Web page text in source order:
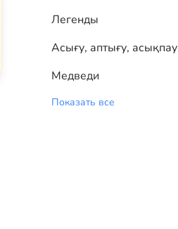
Легенды
Асығу, аптығу, асықпау
Медведи
Показать все